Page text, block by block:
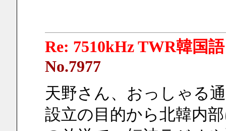
Re: 7510kHz TWR韓国語
No.7977
天野さん、おっしゃる
設立の目的から北韓内